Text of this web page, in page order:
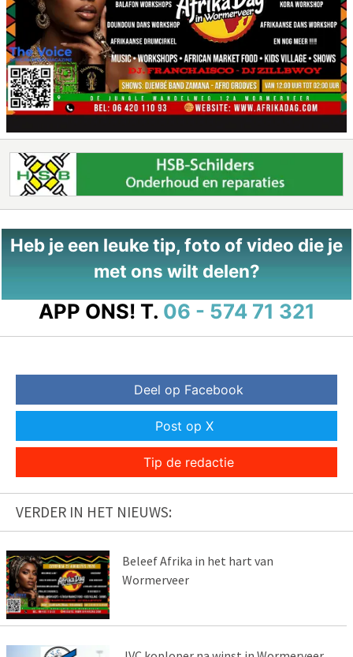
Heb je een leuke tip, foto of video die je
met ons wilt delen?
APP ONS! T. 06 - 574 71 321
Deel op Facebook
Post op X
Tip de redactie
VERDER IN HET NIEUWS:
Beleef Afrika in het hart van
Wormerveer